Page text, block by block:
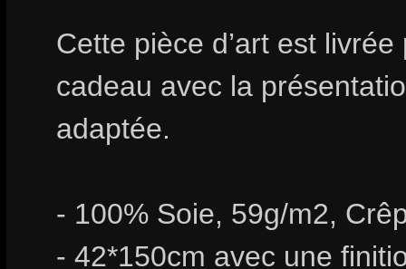
Cette pièce d’art est
cadeau avec la
adaptée.
- 100% Soie, 59g/m2,
- 42*150cm avec une